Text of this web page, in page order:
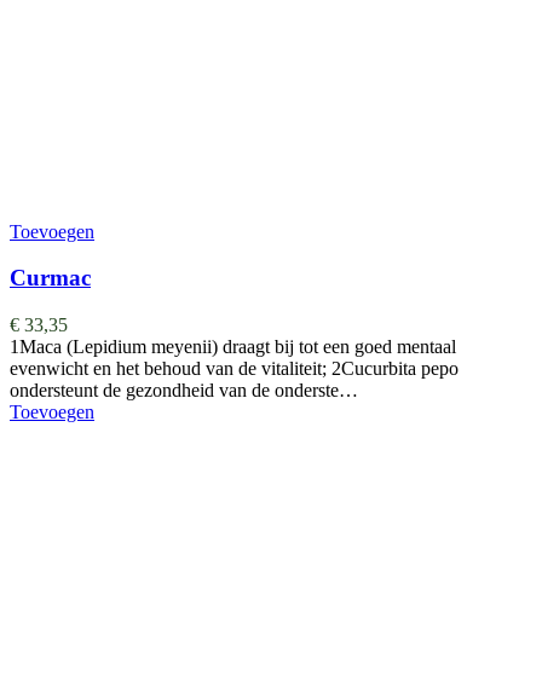
Toevoegen
Curmac
€ 33,35
1Maca (Lepidium meyenii) draagt bij tot een goed mentaal
evenwicht en het behoud van de vitaliteit; 2Cucurbita pepo
ondersteunt de gezondheid van de onderste…
Toevoegen